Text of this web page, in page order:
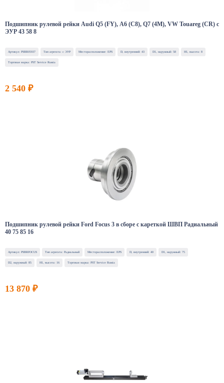
Подшипник рулевой рейки Audi Q5 (FY), A6 (C8), Q7 (4M), VW Touareg (CR) с
ЭУР 43 58 8
Артикул: PSBR05937 Тип агрегата: с ЭУР Месторасположение: EPS D, внутренний: 43 D1, наружный: 58 H1, высота: 8
Торговая марка: PST Service Russia
2 540 ₽
Подшипник рулевой рейки Ford Focus 3 в сборе с кареткой ШВП Радиальный
40 75 85 16
Артикул: PSBRFOCUS Тип агрегата: Радиальный Месторасположение: EPS D, внутренний: 40 D1, наружный: 75
D2, наружный: 85 H1, высота: 16 Торговая марка: PST Service Russia
13 870 ₽